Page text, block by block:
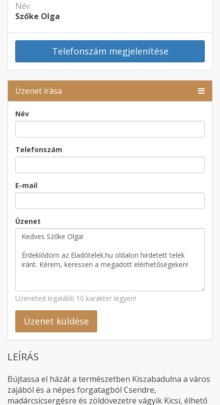
Név:
Szőke Olga
Telefonszám megjelenítése
Üzenet írása
Név
Telefonszám
E-mail
Üzenet
Üzeneted legalább 10 karakter legyen!
Üzenet küldése
LEÍRÁS
Bújtassa el házát a természetben Kiszabadulna a város
zajából és a népes forgatagból Csendre,
madárcsicsergésre és zöldövezetre vágyik Kicsi, élhető